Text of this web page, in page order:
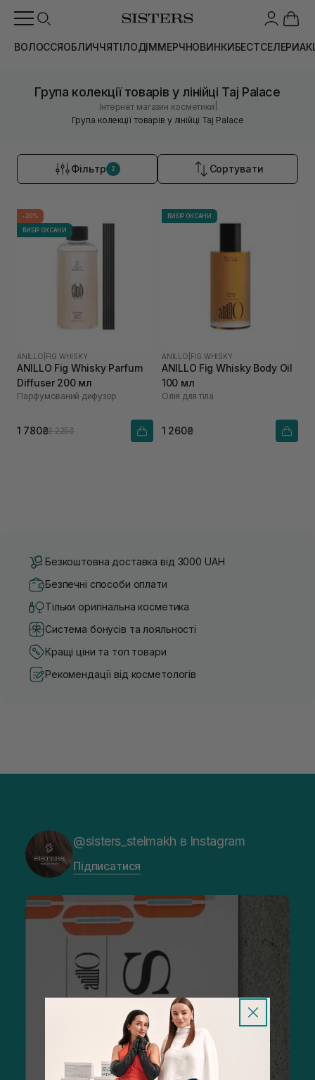
ВОЛОССЯОБЛИЧЧЯТІЛОДІММЕРЧНОВИНКИБЕСТСЕЛЕРИ
Група колекції товарів у лінійці Taj Palace
Інтернет магазин косметики
Група колекції товарів у лінійці Taj Palace
Фільтр 2 Сортувати
-20%
ВИБІР ОКСАНИ
ANILLO FIG WHISKY
ANILLO Fig Whisky Parfum
Diffuser 200 мл
Парфумований дифузор
1 780₴2 225₴
ВИБІР ОКСАНИ
ANILLO FIG WHISKY
ANILLO Fig Whisky Body Oil
100 мл
Олія для тіла
1 260₴
Безкоштовна доставка від 3000 UAH
Безпечні способи оплати
Тільки оригінальна косметика
Система бонусів та лояльності
Кращі ціни та топ товари
Рекомендації від косметологів
@sisters_stelmakh в Instagram
Підписатися